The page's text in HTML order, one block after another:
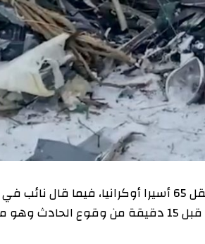
فتحت روسيا تحقيقا في ملابسات تحطم طائرتها العسكرية التي كانت تقل 65 أسيرا أوكرانيا، فيما قال نائب في
البرلمان الروسي إن موسكو وجهت تحذيرا رسميا للاستخبارات الأوكرانية قبل 15 دقيقة من وقوع الحادث وهو ما